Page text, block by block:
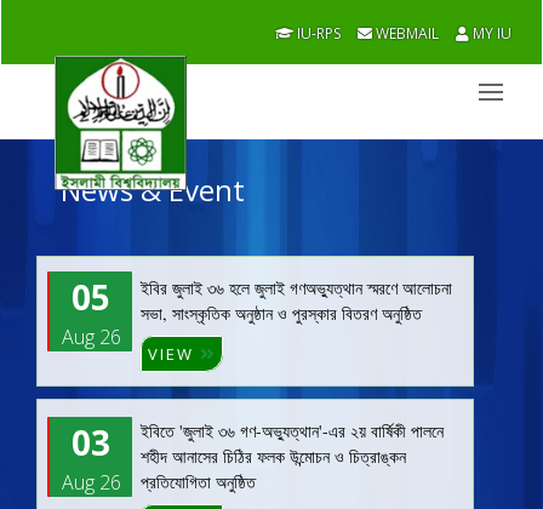
IU-RPS WEBMAIL MY IU
News & Event
05
Aug 26
ইবির জুলাই ৩৬ হলে জুলাই গণঅভ্যুত্থান স্মরণে আলোচনা
সভা, সাংস্কৃতিক অনুষ্ঠান ও পুরস্কার বিতরণ অনুষ্ঠিত
VIEW
03
Aug 26
ইবিতে 'জুলাই ৩৬ গণ-অভ্যুত্থান'-এর ২য় বার্ষিকী পালনে
শহীদ আনাসের চিঠির ফলক উন্মোচন ও চিত্রাঙ্কন
প্রতিযোগিতা অনুষ্ঠিত